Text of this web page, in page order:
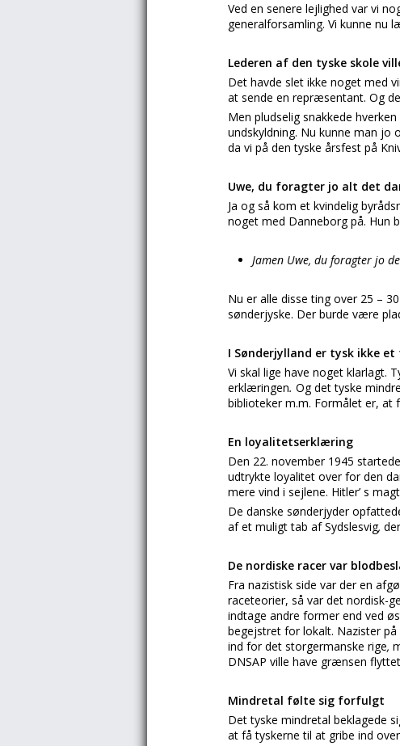
Ved en senere lejlighed var vi
generalforsamling. Vi kunne nu
Lederen af den tyske skole
Det havde slet ikke noget med
at sende en repræsentant. Og
Men pludselig snakkede
undskyldning. Nu kunne man jo
da vi på den tyske årsfest på
Uwe, du foragter jo alt det
Ja og så kom et kvindelig
noget med Danneborg på. Hun
Jamen Uwe, du foragter jo
Nu er alle disse ting over 25 –
sønderjyske. Der burde være
I Sønderjylland er tysk ikke
Vi skal lige have noget klarlagt.
erklæringen. Og det tyske
biblioteker m.m. Formålet er, at
En loyalitetserklæring
Den 22. november 1945
udtrykte loyalitet over for den
mere vind i sejlene. Hitler’ s
De danske sønderjyder
af et muligt tab af Sydslesvig,
De nordiske racer var
Fra nazistisk side var der en
raceteorier, så var det nordisk-
indtage andre former end ved
begejstret for lokalt. Nazister
ind for det storgermanske rige,
DNSAP ville have grænsen
Mindretal følte sig forfulgt
Det tyske mindretal beklagede
at få tyskerne til at gribe ind